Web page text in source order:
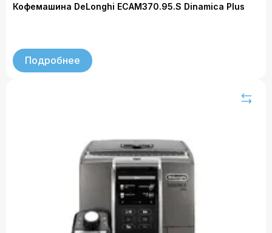
Кофемашина DeLonghi ECAM370.95.S Dinamica Plus
Подробнее